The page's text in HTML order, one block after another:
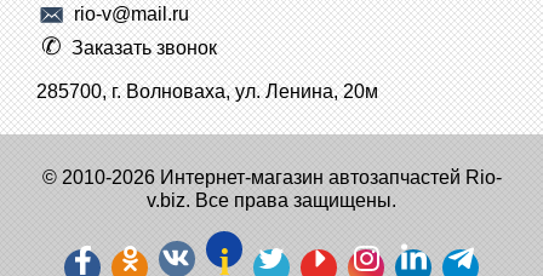
rio-v@mail.ru
Заказать звонок
285700, г. Волноваха, ул. Ленина, 20м
© 2010-2026 Интернет-магазин автозапчастей Rio-
v.biz. Все права защищены.
i